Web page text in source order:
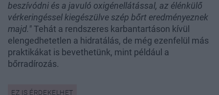
beszívódni és a javuló oxigénellátással, az élénkülő
vérkeringéssel kiegészülve szép bőrt eredményeznek
majd."Tehát a rendszeres karbantartáson kívül
elengedhetetlen a hidratálás, de még ezenfelül más
praktikákat is bevethetünk, mint például a
bőrradírozás.